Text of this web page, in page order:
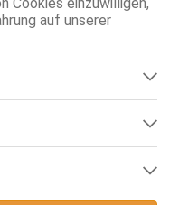
auf unserer
Cookies, die für den
ohne diese Cookies nicht
die der Analyse der
Webseiten-Besitzern zu
B
24 Jahre, 75B, KF 34/36, 1.67m, total rasiert, osteuropäisch
weibl., Duo, 75C, KF 34/36, 1.60m, 50 kg, teilrasiert, asiatisch